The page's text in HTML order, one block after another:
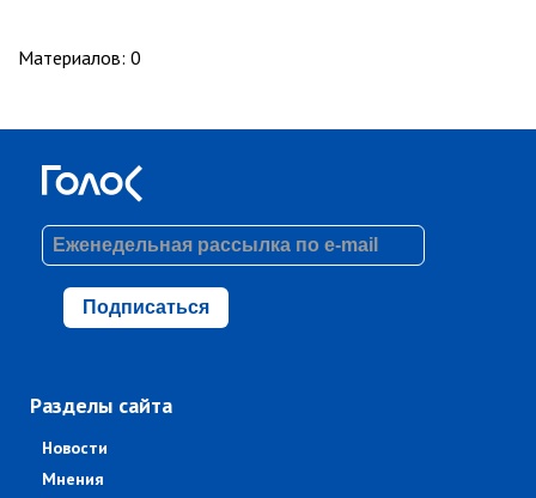
Материалов: 0
Подписаться
Разделы сайта
Новости
Мнения